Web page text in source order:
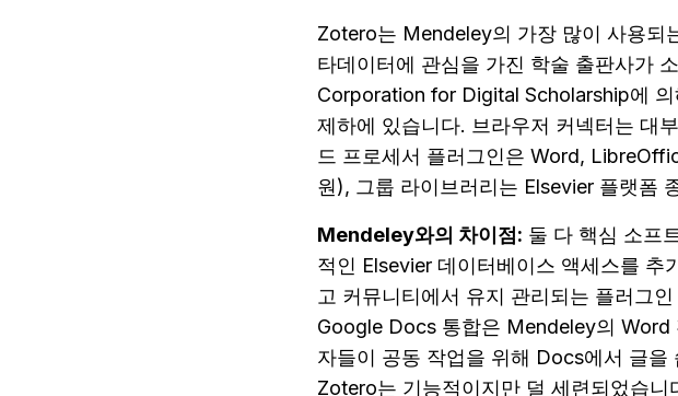
Zotero는 Mendeley의 가장 많이 사용되
타데이터에 관심을 가진 학술 출판사가
Corporation for Digital Scholarship에
제하에 있습니다. 브라우저 커넥터는 대
드 프로세서 플러그인은 Word,
원), 그룹 라이브러리는 Elsevier 플랫폼
Mendeley와의 차이점: 둘 다 핵심 소프
적인 Elsevier 데이터베이스 액세스를
고 커뮤니티에서 유지 관리되는 플러그
Google Docs 통합은 Mendeley의 Word
자들이 공동 작업을 위해 Docs에서 글
Zotero는 기능적이지만 덜 세련되었습